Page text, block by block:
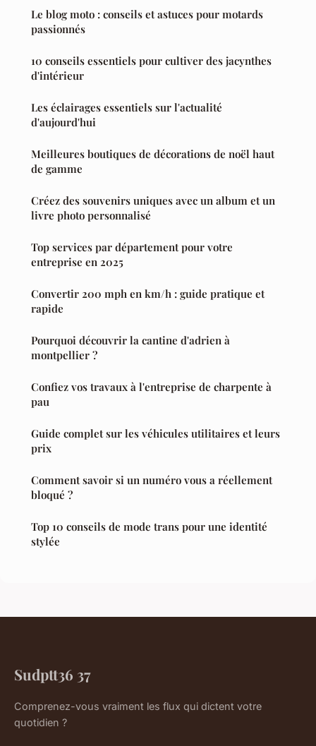
Le blog moto : conseils et astuces pour motards
passionnés
10 conseils essentiels pour cultiver des jacynthes
d'intérieur
Les éclairages essentiels sur l'actualité
d'aujourd'hui
Meilleures boutiques de décorations de noël haut
de gamme
Créez des souvenirs uniques avec un album et un
livre photo personnalisé
Top services par département pour votre
entreprise en 2025
Convertir 200 mph en km/h : guide pratique et
rapide
Pourquoi découvrir la cantine d'adrien à
montpellier ?
Confiez vos travaux à l'entreprise de charpente à
pau
Guide complet sur les véhicules utilitaires et leurs
prix
Comment savoir si un numéro vous a réellement
bloqué ?
Top 10 conseils de mode trans pour une identité
stylée
Sudptt36 37
Comprenez-vous vraiment les flux qui dictent votre
quotidien ?